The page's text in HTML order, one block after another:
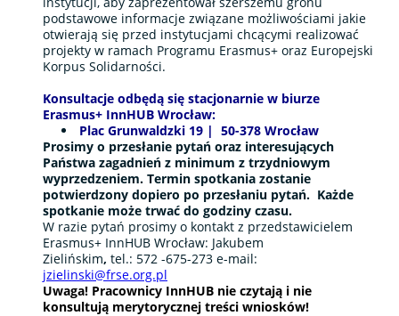
podstawowe informacje związane możliwościami jakie
otwierają się przed instytucjami chcącymi realizować
projekty w ramach Programu Erasmus+ oraz Europejski
Korpus Solidarności.
Konsultacje odbędą się stacjonarnie w biurze
Erasmus+ InnHUB Wrocław:
Plac Grunwaldzki 19 | 50-378 Wrocław
Prosimy o przesłanie pytań oraz interesujących
Państwa zagadnień z minimum z trzydniowym
wyprzedzeniem. Termin spotkania zostanie
potwierdzony dopiero po przesłaniu pytań. Każde
spotkanie może trwać do godziny czasu.
W razie pytań prosimy o kontakt z przedstawicielem
Erasmus+ InnHUB Wrocław: Jakubem
Zielińskim, tel.: 572 -675-273 e-mail:
jzielinski@frse.org.pl
Uwaga! Pracownicy InnHUB nie czytają i nie
konsultują merytorycznej treści wniosków!